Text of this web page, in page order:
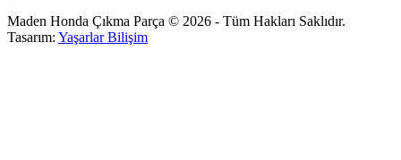
Maden Honda Çıkma Parça © 2026 - Tüm Hakları Saklıdır.
Tasarım: Yaşarlar Bilişim